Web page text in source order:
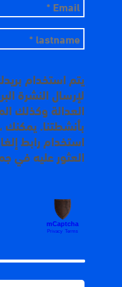
يتم استخدام
لإرسال النشرة
العدالة وكذلك
بأنشطتنا.
استخدام رابط
العثور عليه في